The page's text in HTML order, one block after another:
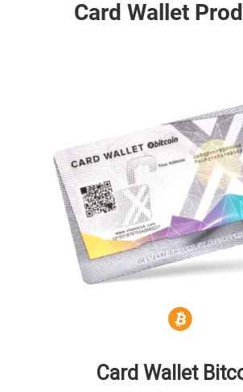
Card Wallet
Card Wallet